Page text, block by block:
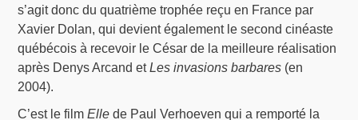
s’agit donc du quatrième trophée reçu en France par
Xavier Dolan, qui devient également le second cinéaste
québécois à recevoir le César de la meilleure réalisation
après Denys Arcand etLes invasions barbares (en
2004).
C’est le filmElle de Paul Verhoeven qui a remporté la